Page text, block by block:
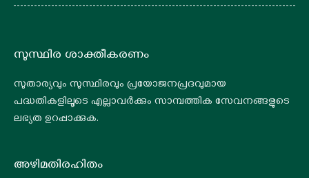
സുസ്ഥിര ശാക്തീകരണം
സുതാര്യവും സുസ്ഥിരവും പ്രയോജനപ്രദവുമായ
പദ്ധതികളിലൂടെ എല്ലാവർക്കും സാമ്പത്തിക സേവനങ്ങളുടെ
ലഭ്യത ഉറപ്പാക്കുക.
അഴിമതിരഹിതം